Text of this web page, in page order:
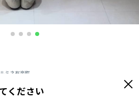
ミネ有楽町
ください